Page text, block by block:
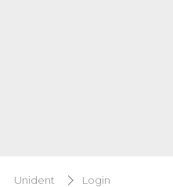
Unident Login